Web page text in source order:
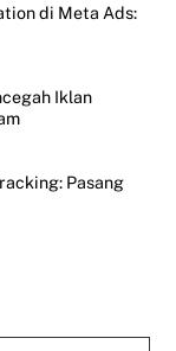
di Meta Ads:
Iklan
Pasang